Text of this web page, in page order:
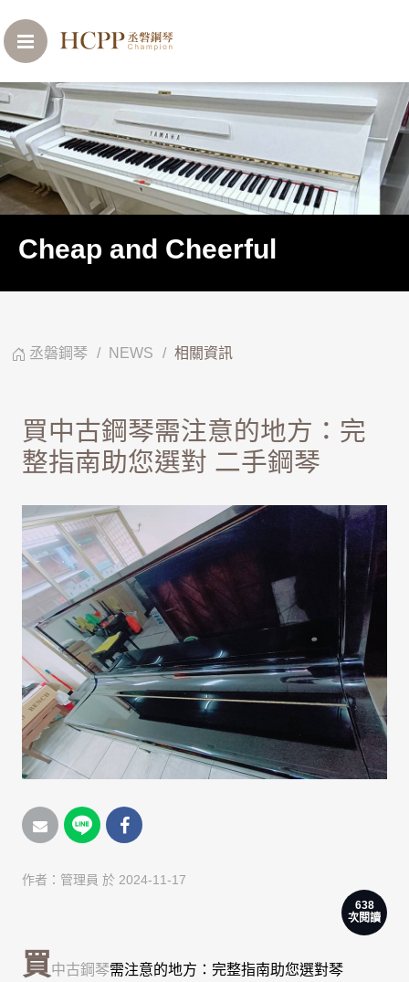
Cheap and Cheerful
丞磐鋼琴 NEWS 相關資訊
買中古鋼琴需注意的地方：完
整指南助您選對 二手鋼琴
作者： 管理員 於 2024-11-17
638
次閱讀
買中古鋼琴需注意的地方：完整指南助您選對琴